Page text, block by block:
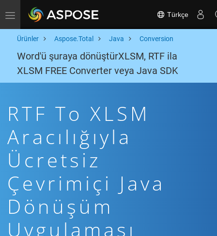
Toggle navigation Türkçe
Ürünler Aspose.Total Java Conversion
Word'ü şuraya dönüştürXLSM, RTF ila
XLSM FREE Converter veya Java SDK
RTF To XLSM
Aracılığıyla
Ücretsiz
Çevrimiçi Java
Dönüşüm
Uygulaması